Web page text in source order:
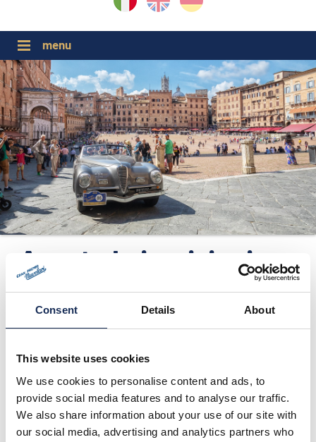
Consent Details About
This website uses cookies
We use cookies to personalise content and ads, to
provide social media features and to analyse our traffic.
We also share information about your use of our site with
our social media, advertising and analytics partners who
DE
EN
IT
GP NUVOLARI 2026
1954-2025
GRANDI EVENTI 2026
ORGANIZZAZIONE
CONTATTI
PRESS
NEWS
PHOTO&VIDEO2025
Aperte le iscrizioni
al Gran Premio
Nuvolari 2014 in
programma dal 19 al
21 settembre
03/03/2014